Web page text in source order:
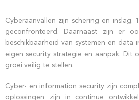
Cyberaanvallen zijn schering en inslag.
geconfronteerd. Daarnaast zijn er
beschikbaarheid van systemen en
eigen security strategie en aanpak. Dit
groei veilig te stellen.
Cyber- en information security zijn
oplossingen zijn in continue